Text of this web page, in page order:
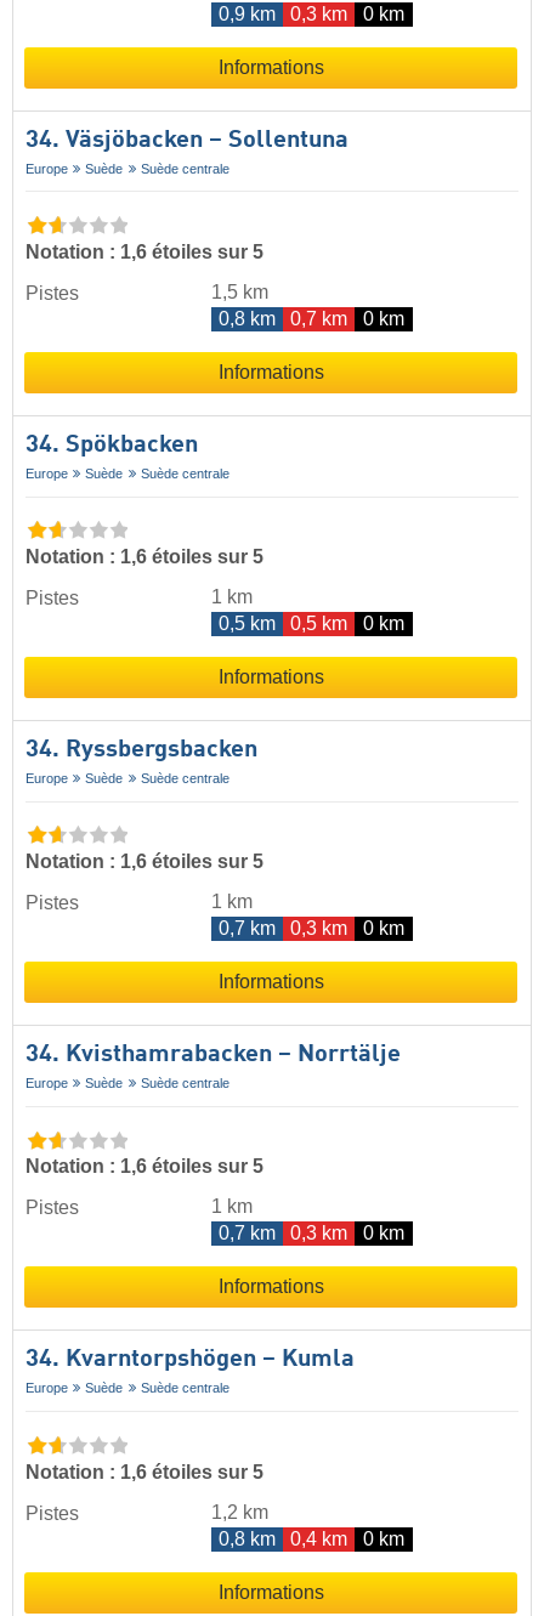
0,9 km
0,3 km 0 km
Informations
34. Väsjöbacken – Sollentuna
Europe Suède Suède centrale
Notation : 1,6 étoiles sur 5
Pistes
1,5 km
0,8 km
0,7 km 0 km
Informations
34. Spökbacken
Europe Suède Suède centrale
Notation : 1,6 étoiles sur 5
Pistes
1 km
0,5 km
0,5 km 0 km
Informations
34. Ryssbergsbacken
Europe Suède Suède centrale
Notation : 1,6 étoiles sur 5
Pistes
1 km
0,7 km
0,3 km 0 km
Informations
34. Kvisthamrabacken – Norrtälje
Europe Suède Suède centrale
Notation : 1,6 étoiles sur 5
Pistes
1 km
0,7 km
0,3 km 0 km
Informations
34. Kvarntorpshögen – Kumla
Europe Suède Suède centrale
Notation : 1,6 étoiles sur 5
Pistes
1,2 km
0,8 km
0,4 km 0 km
Informations